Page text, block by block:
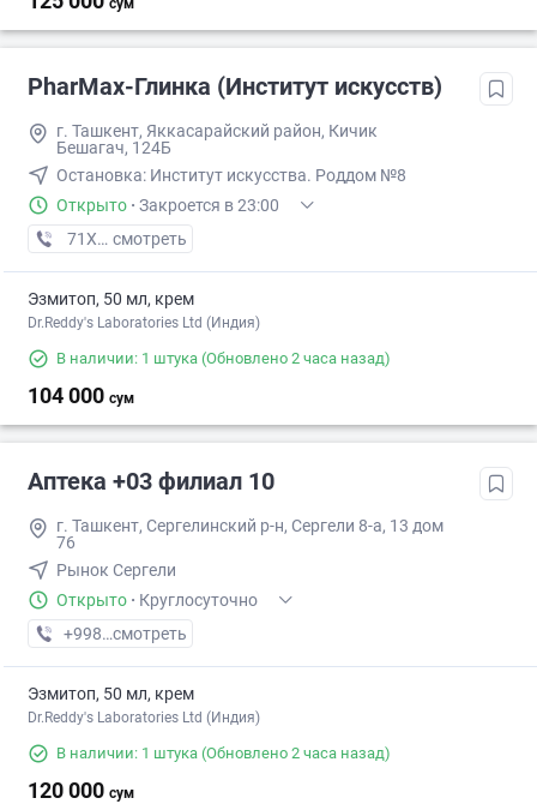
сум
PharMax-Глинка (Институт искусств)
г. Ташкент, ​Яккасарайский район, Кичик
Бешагач, 124Б
Остановка: Институт искусства. Роддом №8
Открыто · Закроется в 23:00
71XXXXXXX
смотреть
Эзмитоп, 50 мл, крем
Dr.Reddy's Laboratories Ltd (Индия)
В наличии: 1 штука (Обновлено 2 часа назад)
104 000 сум
Аптека +03 филиал 10
г. Ташкент, Сергелинский р-н, Сергели 8-а, 13 дом
76
Рынок Сергели
Открыто · Круглосуточно
+998 (94) XXX-XX-XX
смотреть
Эзмитоп, 50 мл, крем
Dr.Reddy's Laboratories Ltd (Индия)
В наличии: 1 штука (Обновлено 2 часа назад)
120 000 сум